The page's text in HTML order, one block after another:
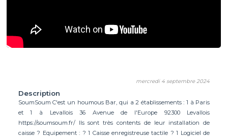
mercredi 4 septembre 2024
Description
SoumSoum C'est un houmous Bar, qui a 2 établissements : 1 à Paris
et 1 à Levallois 36 Avenue de l'Europe 92300 Levallois
https://soumsoum.fr/ Ils sont très contents de leur installation de
caisse ? Equipement : ? 1 Caisse enregistreuse tactile ? 1 Logiciel de